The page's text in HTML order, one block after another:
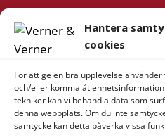
Hantera
cookies
För att ge en bra upplevelse
och/eller komma åt
tekniker kan vi behandla data som
denna webbplats. Om du inte
samtycke kan detta påverka vissa
Följ